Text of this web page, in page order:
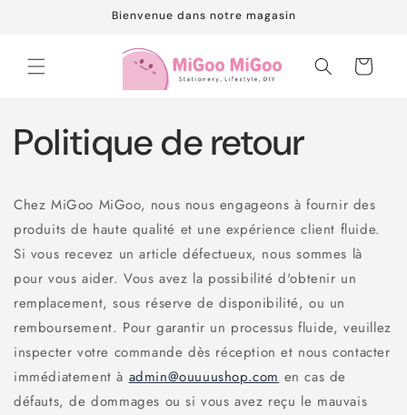
contenu
Bienvenue dans notre magasin
Panier
Politique de retour
Chez MiGoo MiGoo, nous nous engageons à fournir des
produits de haute qualité et une expérience client fluide.
Si vous recevez un article défectueux, nous sommes là
pour vous aider. Vous avez la possibilité d'obtenir un
remplacement, sous réserve de disponibilité, ou un
remboursement. Pour garantir un processus fluide, veuillez
inspecter votre commande dès réception et nous contacter
immédiatement à admin@ouuuushop.com en cas de
défauts, de dommages ou si vous avez reçu le mauvais